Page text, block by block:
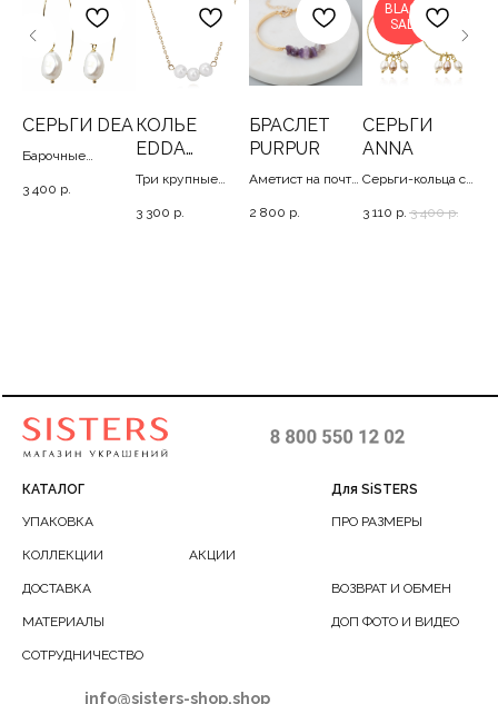
СЕРЬГИ DEA
Барочные
изящной дуге, 3-
3 400 р.
КОЛЬЕ
EDDA
WHITE
Три крупные
позолоченной
3 300 р.
БРАСЛЕТ
PURPUR
Аметист на почти
браслете, 16+5
2 800 р.
BLACK
SALE
СЕРЬГИ
ANNA
Серьги-кольца с
жемчужинами, 3
3 110 р. 3 400 р.
КАТАЛОГ Для SiSTERS
info@sisters-shop.shop
УПАКОВКА
ДОСТАВКА
КОЛЛЕКЦИИ
ПРО РАЗМЕРЫ
АКЦИИ
ВОЗВРАТ И ОБМЕН
ДОП ФОТО И ВИДЕО
МАТЕРИАЛЫ
СОТРУДНИЧЕСТВО